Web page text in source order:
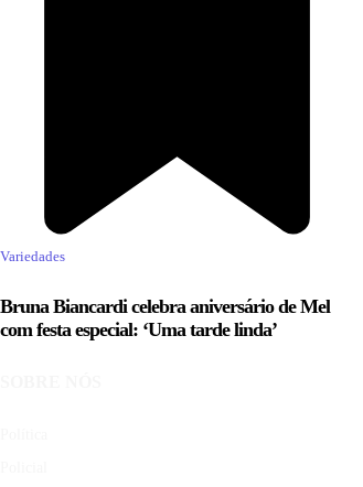
Variedades
Bruna Biancardi celebra aniversário de Mel
com festa especial: ‘Uma tarde linda’